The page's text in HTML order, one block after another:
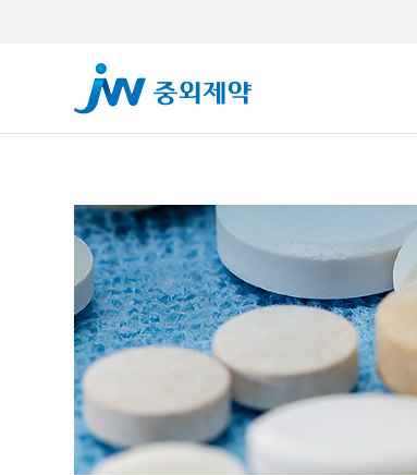
인사말
회사소개
창업정신
생산시설
연혁
지배구조